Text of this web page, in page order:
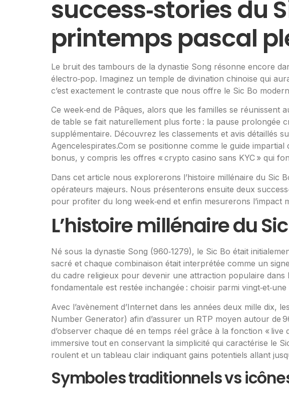
success‑stories du
printemps pascal
Le bruit des tambours de la dynastie Song résonne encore
électro‑pop. Imaginez un temple de divination chinoise qui
c’est exactement le contraste que nous offre le Sic Bo
Ce week‑end de Pâques, alors que les familles se réunissent
de table se fait naturellement plus forte : la pause prolongée
supplémentaire. Découvrez les classements et avis détaillés
Agencelespirates.Com se positionne comme le guide
bonus, y compris les offres « crypto casino sans KYC » qui
Dans cet article nous explorerons l’histoire millénaire du Sic
opérateurs majeurs. Nous présenterons ensuite deux
pour profiter du long week‑end et enfin mesurerons l’impact
L’histoire millénaire du
Né sous la dynastie Song (960‑1279), le Sic Bo était
sacré et chaque combinaison était interprétée comme un
du cadre religieux pour devenir une attraction populaire dans
fondamentale est restée inchangée : choisir parmi
Avec l’avènement d’Internet dans les années deux mille dix,
Number Generator) afin d’assurer un RTP moyen autour de
d’observer chaque dé en temps réel grâce à la fonction «
immersive tout en conservant la simplicité qui caractérise le
roulent et un tableau clair indiquant gains potentiels allant
Symboles traditionnels vs